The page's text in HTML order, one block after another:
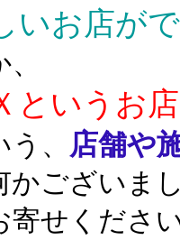
いお店が
というお
う、 店舗や
かございま
寄せくださ